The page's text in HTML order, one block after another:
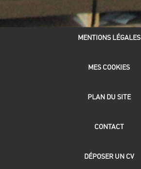
MENTIONS LÉGALES
MES COOKIES
PLAN DU SITE
CONTACT
DÉPOSER UN CV